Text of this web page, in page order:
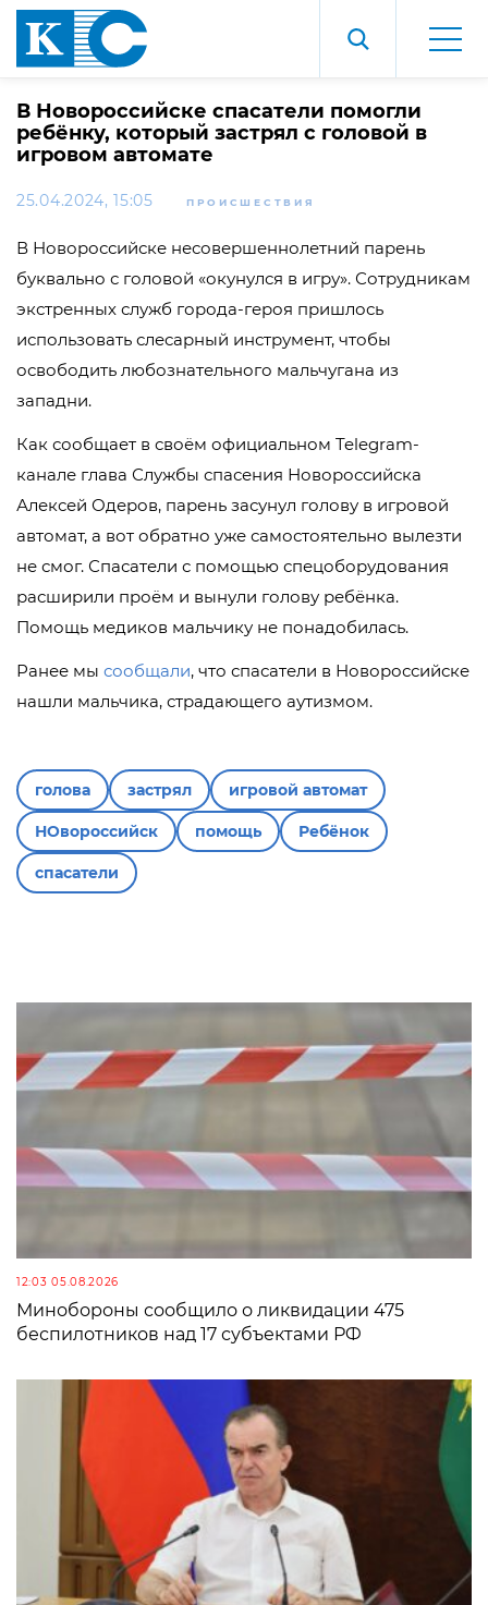
В Новороссийске спасатели помогли
ребёнку, который застрял с головой в
игровом автомате
25.04.2024, 15:05 ПРОИСШЕСТВИЯ
В Новороссийске несовершеннолетний парень
буквально с головой «окунулся в игру». Сотрудникам
экстренных служб города-героя пришлось
использовать слесарный инструмент, чтобы
освободить любознательного мальчугана из
западни.
Как сообщает в своём официальном Telegram-
канале глава Службы спасения Новороссийска
Алексей Одеров, парень засунул голову в игровой
автомат, а вот обратно уже самостоятельно вылезти
не смог. Спасатели с помощью спецоборудования
расширили проём и вынули голову ребёнка.
Помощь медиков мальчику не понадобилась.
Ранее мы сообщали, что спасатели в Новороссийске
нашли мальчика, страдающего аутизмом.
голова застрял игровой автомат
НОвороссийск помощь Ребёнок
спасатели
12:03 05.08.2026
Минобороны сообщило о ликвидации 475
беспилотников над 17 субъектами РФ